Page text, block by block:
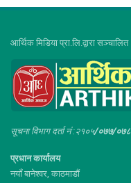
आर्थिक मिडिया प्रा.लि.द्वारा सञ्चालित
सूचना विभाग दर्ता नं :२१०५/०७७/०७८
प्रधान कार्यालय
नयाँ बानेश्वर, काठमाडौं